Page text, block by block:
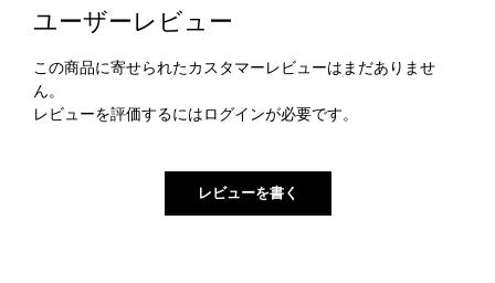
ユーザーレビュー
この商品に寄せられたカスタマーレビューはまだありませ
ん。
レビューを評価するには ログインが必要です。